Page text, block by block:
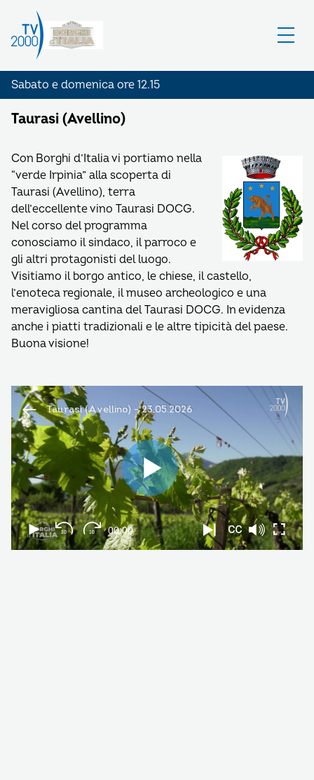
Sabato e domenica ore 12.15
Taurasi (Avellino)
Con Borghi d’Italia vi portiamo nella
“verde Irpinia” alla scoperta di
Taurasi (Avellino), terra
dell’eccellente vino Taurasi DOCG.
Nel corso del programma
conosciamo il sindaco, il parroco e
gli altri protagonisti del luogo.
Visitiamo il borgo antico, le chiese, il castello,
l’enoteca regionale, il museo archeologico e una
meravigliosa cantina del Taurasi DOCG. In evidenza
anche i piatti tradizionali e le altre tipicità del paese.
Buona visione!